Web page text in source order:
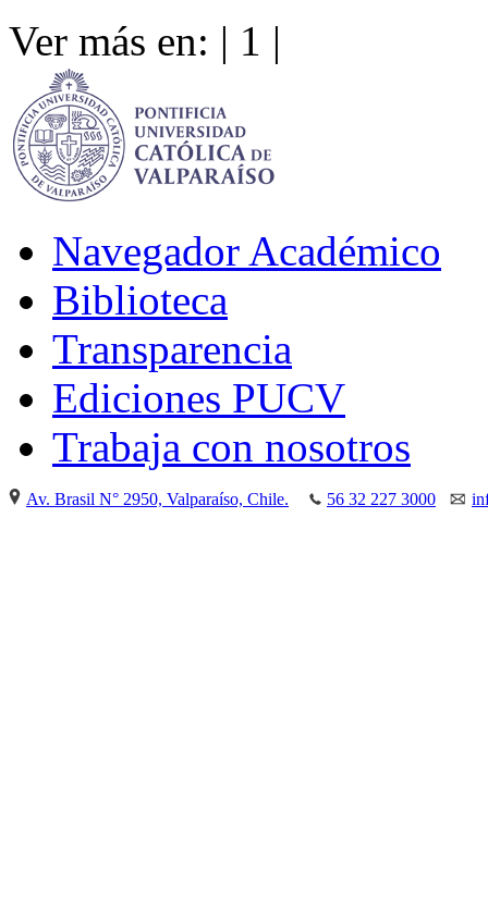
Ver más en: | 1 |
Navegador Académico
Biblioteca
Transparencia
Ediciones PUCV
Trabaja con nosotros
Av. Brasil N° 2950, Valparaíso, Chile. 56 32 227 3000